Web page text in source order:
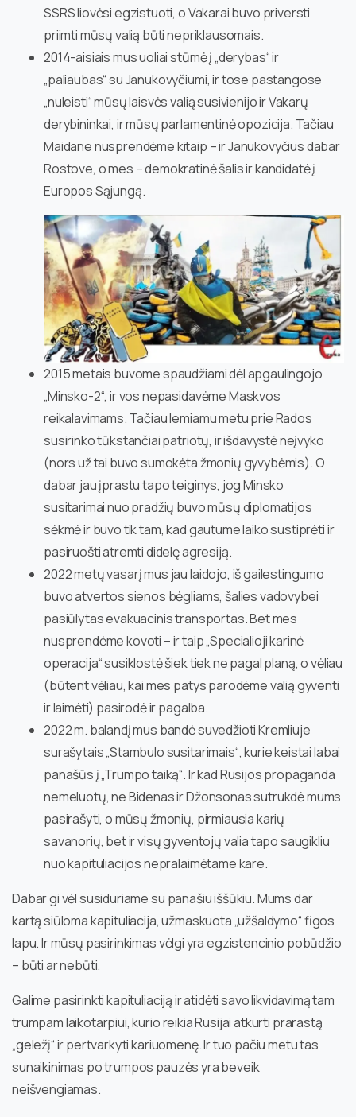
SSRS liovėsi egzistuoti, o Vakarai buvo priversti
priimti mūsų valią būti nepriklausomais.
2014-aisiais mus uoliai stūmė į „derybas“ ir
„paliaubas“ su Janukovyčiumi, ir tose pastangose
„nuleisti“ mūsų laisvės valią susivienijo ir Vakarų
derybininkai, ir mūsų parlamentinė opozicija. Tačiau
Maidane nusprendėme kitaip – ir Janukovyčius dabar
Rostove, o mes – demokratinė šalis ir kandidatė į
Europos Sąjungą.
2015 metais buvome spaudžiami dėl apgaulingojo
„Minsko-2“, ir vos nepasidavėme Maskvos
reikalavimams. Tačiau lemiamu metu prie Rados
susirinko tūkstančiai patriotų, ir išdavystė neįvyko
(nors už tai buvo sumokėta žmonių gyvybėmis). O
dabar jau įprastu tapo teiginys, jog Minsko
susitarimai nuo pradžių buvo mūsų diplomatijos
sėkmė ir buvo tik tam, kad gautume laiko sustiprėti ir
pasiruošti atremti didelę agresiją.
2022 metų vasarį mus jau laidojo, iš gailestingumo
buvo atvertos sienos bėgliams, šalies vadovybei
pasiūlytas evakuacinis transportas. Bet mes
nusprendėme kovoti – ir taip „Specialioji karinė
operacija“ susiklostė šiek tiek ne pagal planą, o vėliau
(būtent vėliau, kai mes patys parodėme valią gyventi
ir laimėti) pasirodė ir pagalba.
2022 m. balandį mus bandė suvedžioti Kremliuje
surašytais „Stambulo susitarimais“, kurie keistai labai
panašūs į „Trumpo taiką“. Ir kad Rusijos propaganda
nemeluotų, ne Bidenas ir Džonsonas sutrukdė mums
pasirašyti, o mūsų žmonių, pirmiausia karių
savanorių, bet ir visų gyventojų valia tapo saugikliu
nuo kapituliacijos nepralaimėtame kare.
Dabar gi vėl susiduriame su panašiu iššūkiu. Mums dar
kartą siūloma kapituliacija, užmaskuota „užšaldymo“ figos
lapu. Ir mūsų pasirinkimas vėlgi yra egzistencinio pobūdžio
– būti ar nebūti.
Galime pasirinkti kapituliaciją ir atidėti savo likvidavimą tam
trumpam laikotarpiui, kurio reikia Rusijai atkurti prarastą
„geležį“ ir pertvarkyti kariuomenę. Ir tuo pačiu metu tas
sunaikinimas po trumpos pauzės yra beveik
neišvengiamas.